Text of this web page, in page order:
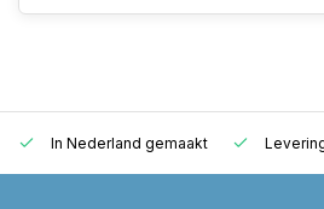
In Nederland gemaakt